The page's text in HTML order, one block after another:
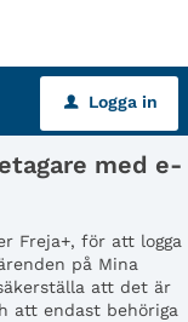
u Logga in
med e-
Freja+, för att logga
på Mina
att det är
att endast behöriga